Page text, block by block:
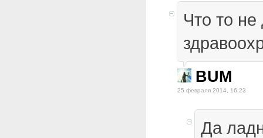
Что то не
BUM
25 февраля 2014, 16:23
Да